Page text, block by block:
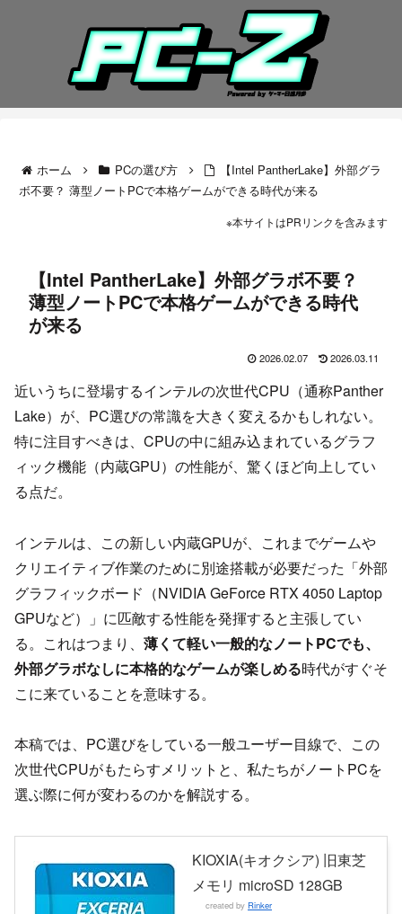
ホーム PCの選び方
【Intel PantherLake】外部グラ
ボ不要？ 薄型ノートPCで本格ゲームができる時代が来る
※本サイトはPRリンクを含みます
【Intel PantherLake】外部グラボ不要？
薄型ノートPCで本格ゲームができる時代
が来る
2026.02.07 2026.03.11
近いうちに登場するインテルの次世代CPU（通称Panther
Lake）が、PC選びの常識を大きく変えるかもしれない。
特に注目すべきは、CPUの中に組み込まれているグラフ
ィック機能（内蔵GPU）の性能が、驚くほど向上してい
る点だ。
インテルは、この新しい内蔵GPUが、これまでゲームや
クリエイティブ作業のために別途搭載が必要だった「外部
グラフィックボード（NVIDIA GeForce RTX 4050 Laptop
GPUなど）」に匹敵する性能を発揮すると主張してい
る。これはつまり、 薄くて軽い一般的なノートPCでも、
外部グラボなしに本格的なゲームが楽しめる時代がすぐそ
こに来ていることを意味する。
本稿では、PC選びをしている一般ユーザー目線で、この
次世代CPUがもたらすメリットと、私たちがノートPCを
選ぶ際に何が変わるのかを解説する。
KIOXIA(キオクシア) 旧東芝
メモリ microSD 128GB
created by Rinker